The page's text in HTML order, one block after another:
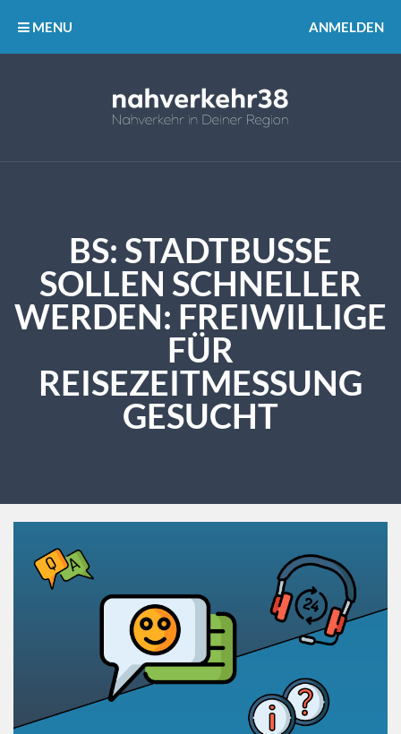
MENU ANMELDEN
BS: STADTBUSSE
SOLLEN SCHNELLER
WERDEN: FREIWILLIGE
FÜR
REISEZEITMESSUNG
GESUCHT